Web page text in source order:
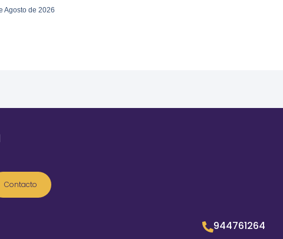
Agosto de 2026
Contacto
944761264